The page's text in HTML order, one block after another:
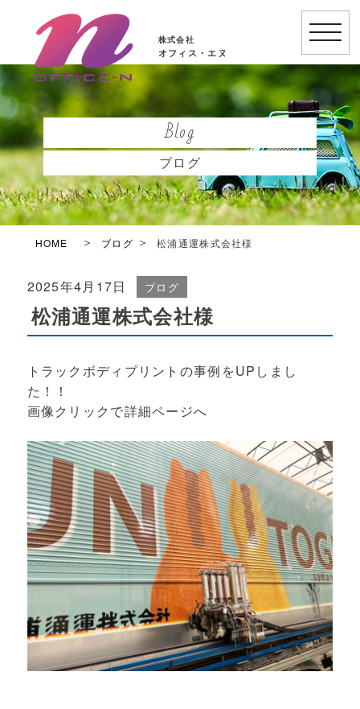
株式会社
オフィス・エヌ
toggle
Blog
ブログ
HOME ブログ 松浦通運株式会社様
2025年4月17日 ブログ
松浦通運株式会社様
トラックボディプリントの事例をUPしまし
た！！
画像クリックで詳細ページへ